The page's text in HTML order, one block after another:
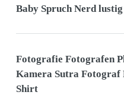
Baby Spruch Nerd
Fotografie Fotografen
Kamera Sutra Fotograf
Shirt